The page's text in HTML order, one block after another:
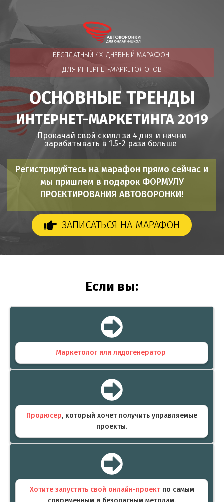
БЕСПЛАТНЫЙ 4Х-ДНЕВНЫЙ МАРАФОН
ДЛЯ ИНТЕРНЕТ-МАРКЕТОЛОГОВ
ОСНОВНЫЕ ТРЕНДЫ
ИНТЕРНЕТ-МАРКЕТИНГА 2019
Прокачай свой скилл за 4 дня и начни
зарабатывать в 1.5-2 раза больше
Регистрируйтесь на марафон прямо сейчас и
мы пришлем в подарок ФОРМУЛУ
ПРОЕКТИРОВАНИЯ АВТОВОРОНКИ !
ЗАПИСАТЬСЯ НА МАРАФОН
Если вы:
Маркетолог или лидогенератор
Продюсер, который хочет получить управляемые
проекты.
Хотите запустить свой онлайн-проектпо самым